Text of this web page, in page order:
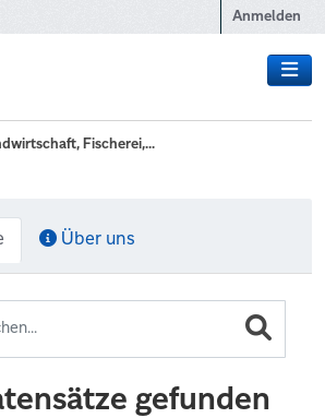
Anmelden
Fischerei,...
Über uns
gefunden